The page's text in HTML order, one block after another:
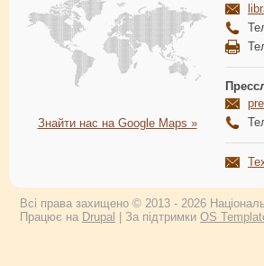
Знайти нас на Google Maps »
Всі права захищено © 2013 - 2026
Працює на Drupal | За підтримки OS